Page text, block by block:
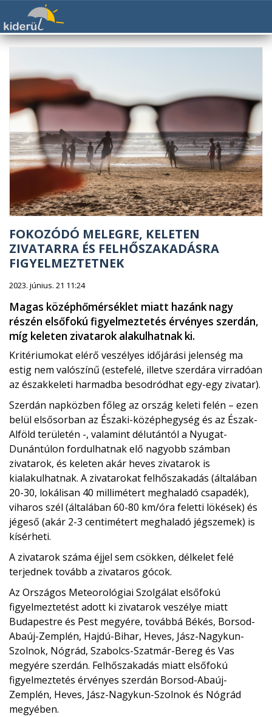
FOKOZÓDÓ MELEGRE, KELETEN
ZIVATARRA ÉS FELHŐSZAKADÁSRA
FIGYELMEZTETNEK
2023. június. 21 11:24
Magas középhőmérséklet miatt hazánk nagy
részén elsőfokú figyelmeztetés érvényes szerdán,
míg keleten zivatarok alakulhatnak ki.
Kritériumokat elérő veszélyes időjárási jelenség ma
estig nem valószínű (estefelé, illetve szerdára virradóan
az északkeleti harmadba besodródhat egy-egy zivatar).
Szerdán napközben főleg az ország keleti felén – ezen
belül elsősorban az Északi-középhegység és az Észak-
Alföld területén -, valamint délutántól a Nyugat-
Dunántúlon fordulhatnak elő nagyobb számban
zivatarok, és keleten akár heves zivatarok is
kialakulhatnak. A zivatarokat felhőszakadás (általában
20-30, lokálisan 40 millimétert meghaladó csapadék),
viharos szél (általában 60-80 km/óra feletti lökések) és
jégeső (akár 2-3 centimétert meghaladó jégszemek) is
kísérheti.
A zivatarok száma éjjel sem csökken, délkelet felé
terjednek tovább a zivataros gócok.
Az Országos Meteorológiai Szolgálat elsőfokú
figyelmeztetést adott ki zivatarok veszélye miatt
Budapestre és Pest megyére, továbbá Békés, Borsod-
Abaúj-Zemplén, Hajdú-Bihar, Heves, Jász-Nagykun-
Szolnok, Nógrád, Szabolcs-Szatmár-Bereg és Vas
megyére szerdán. Felhőszakadás miatt elsőfokú
figyelmeztetés érvényes szerdán Borsod-Abaúj-
Zemplén, Heves, Jász-Nagykun-Szolnok és Nógrád
megyében.